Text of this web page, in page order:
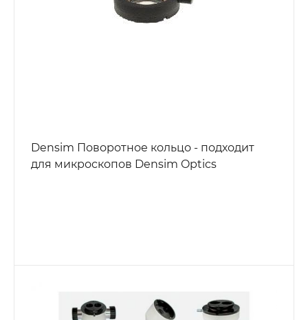
Densim Поворотное кольцо - подходит
для микроскопов Densim Optics